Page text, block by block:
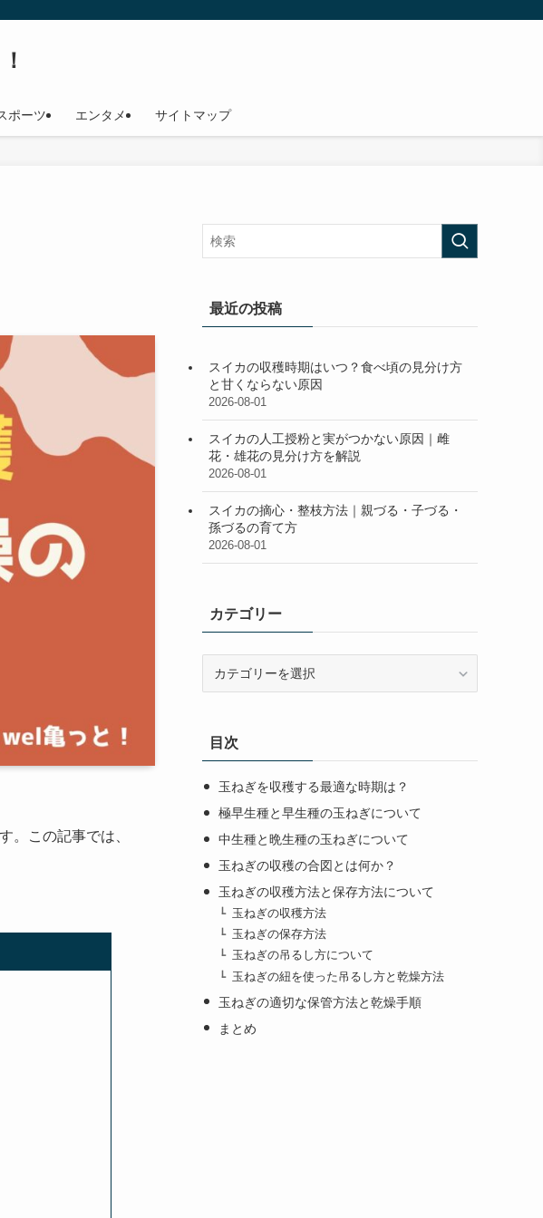
ポーツ エンタメ サイトマップ
。この記事では、
最近の投稿
スイカの収穫時期はいつ？食べ頃の見分け方
と甘くならない原因
2026-08-01
スイカの人工授粉と実がつかない原因｜雌
花・雄花の見分け方を解説
2026-08-01
スイカの摘心・整枝方法｜親づる・子づる・
孫づるの育て方
2026-08-01
カテゴリー
ー目次
玉ねぎを収穫する最適な時期は？
極早生種と早生種の玉ねぎについて
中生種と晩生種の玉ねぎについて
玉ねぎの収穫の合図とは何か？
玉ねぎの収穫方法と保存方法について
玉ねぎの収穫方法
玉ねぎの保存方法
玉ねぎの吊るし方について
玉ねぎの紐を使った吊るし方と乾燥方法
玉ねぎの適切な保管方法と乾燥手順
まとめ